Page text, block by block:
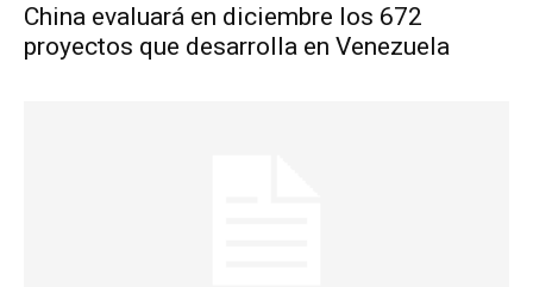
China evaluará en diciembre los 672
proyectos que desarrolla en Venezuela